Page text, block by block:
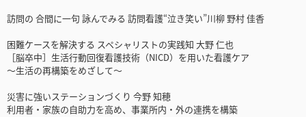
訪問の 合間に一句 詠んでみる 訪問看護“泣き笑い”川柳 野村 佳香
困難ケースを解決する スペシャリストの実践知 大野 仁也
［脳卒中］生活行動回復看護技術（NICD）を用いた看護ケア
〜生活の再構築をめざして〜
災害に強いステーションづくり 今野 知穂
利用者・家族の自助力を高め、事業所内・外の連携を構築